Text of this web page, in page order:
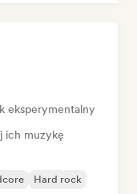
eksperymentalny
ich muzykę
Hard rock